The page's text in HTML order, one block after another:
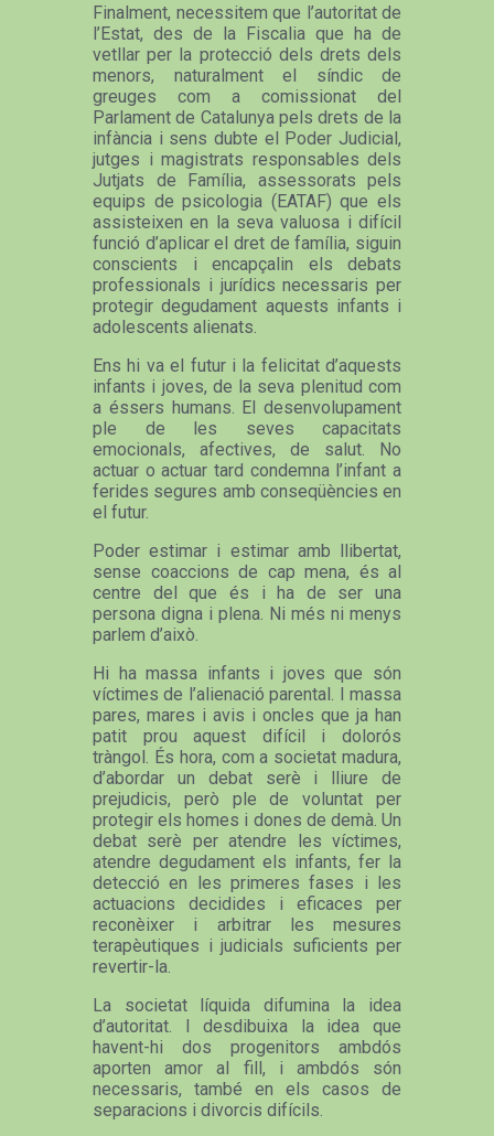
Finalment, necessitem que l’autoritat de
l’Estat, des de la Fiscalia que ha de
vetllar per la protecció dels drets dels
menors, naturalment el síndic de
greuges com a comissionat del
Parlament de Catalunya pels drets de la
infància i sens dubte el Poder Judicial,
jutges i magistrats responsables dels
Jutjats de Família, assessorats pels
equips de psicologia (EATAF) que els
assisteixen en la seva valuosa i difícil
funció d’aplicar el dret de família, siguin
conscients i encapçalin els debats
professionals i jurídics necessaris per
protegir degudament aquests infants i
adolescents alienats.
Ens hi va el futur i la felicitat d’aquests
infants i joves, de la seva plenitud com
a éssers humans. El desenvolupament
ple de les seves capacitats
emocionals, afectives, de salut. No
actuar o actuar tard condemna l’infant a
ferides segures amb conseqüències en
el futur.
Poder estimar i estimar amb llibertat,
sense coaccions de cap mena, és al
centre del que és i ha de ser una
persona digna i plena. Ni més ni menys
parlem d’això.
Hi ha massa infants i joves que són
víctimes de l’alienació parental. I massa
pares, mares i avis i oncles que ja han
patit prou aquest difícil i dolorós
tràngol. És hora, com a societat madura,
d’abordar un debat serè i lliure de
prejudicis, però ple de voluntat per
protegir els homes i dones de demà. Un
debat serè per atendre les víctimes,
atendre degudament els infants, fer la
detecció en les primeres fases i les
actuacions decidides i eficaces per
reconèixer i arbitrar les mesures
terapèutiques i judicials suficients per
revertir-la.
La societat líquida difumina la idea
d’autoritat. I desdibuixa la idea que
havent-hi dos progenitors ambdós
aporten amor al fill, i ambdós són
necessaris, també en els casos de
separacions i divorcis difícils.